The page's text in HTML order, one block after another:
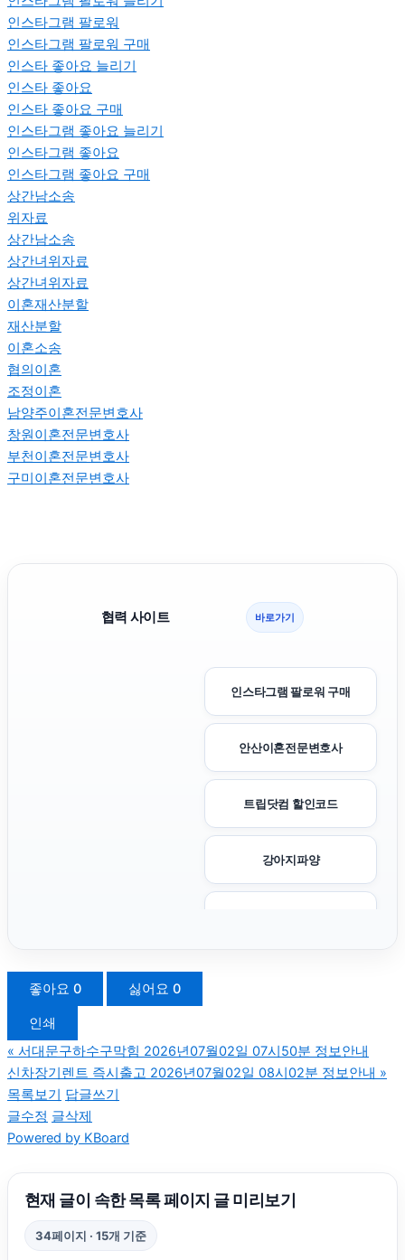
인스타그램 팔로워
인스타그램 팔로워 구매
인스타 좋아요 늘리기
인스타 좋아요
인스타 좋아요 구매
인스타그램 좋아요 늘리기
인스타그램 좋아요
인스타그램 좋아요 구매
상간남소송
위자료
상간남소송
상간녀위자료
상간녀위자료
이혼재산분할
재산분할
이혼소송
협의이혼
조정이혼
남양주이혼전문변호사
창원이혼전문변호사
부천이혼전문변호사
구미이혼전문변호사
협력 사이트 바로가기
인스타그램 팔로워 구매
안산이혼전문변호사
트립닷컴 할인코드
강아지파양
카니발 장기렌트
애견파양
좋아요 0 싫어요 0
인쇄
« 서대문구하수구막힘 2026년07월02일 07시50분 정보안내
신차장기렌트 즉시출고 2026년07월02일 08시02분 정보안내 »
목록보기 답글쓰기
글수정 글삭제
Powered by KBoard
현재 글이 속한 목록 페이지 글 미리보기
34페이지 · 15개 기준